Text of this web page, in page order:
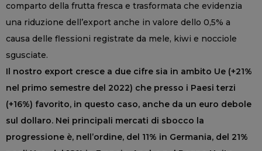
comparto della frutta fresca e trasformata che evidenzia
una riduzione dell’export anche in valore dello 0,5% a
causa delle flessioni registrate da mele, kiwi e nocciole
sgusciate.
Il nostro export cresce a due cifre sia in ambito Ue (+21%
nel primo semestre del 2022) che presso i Paesi terzi
(+16%) favorito, in questo caso, anche da un euro debole
sul dollaro. Nei principali mercati di sbocco la
progressione è, nell’ordine, del 11% in Germania, del 21%